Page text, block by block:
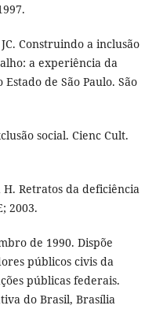
Construindo a inclusão
a experiência da
de São Paulo. São
social. Cienc Cult.
Retratos da deficiência
2003.
de 1990. Dispõe
públicos civis da
públicas federais.
do Brasil, Brasília